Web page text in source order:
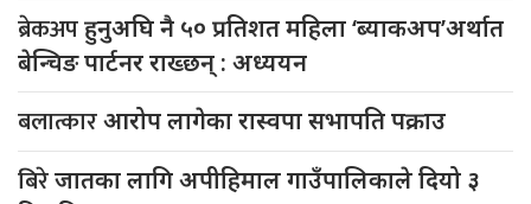
ब्रेकअपहुनुअघि नै ५० प्रतिशत महिला ‘ब्याकअप’अर्थात
बेन्चिङ पार्टनर राख्छन् : अध्ययन
बलात्कारआरोप लागेका रास्वपा सभापति पक्राउ
बिरेजातका लागि अपीहिमाल गाउँपालिकाले दियो ३